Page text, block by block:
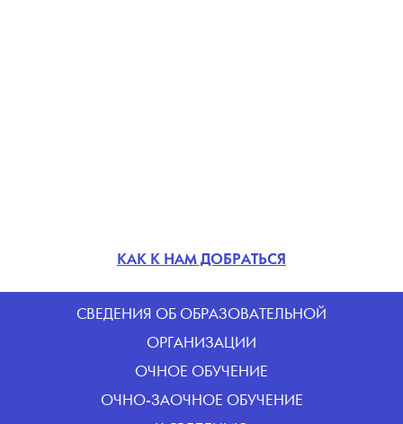
КАК К НАМ ДОБРАТЬСЯ
CВЕДЕНИЯ ОБ ОБРАЗОВАТЕЛЬНОЙ
ОРГАНИЗАЦИИ
ОЧНОЕ ОБУЧЕНИЕ
ОЧНО-ЗАОЧНОЕ ОБУЧЕНИЕ